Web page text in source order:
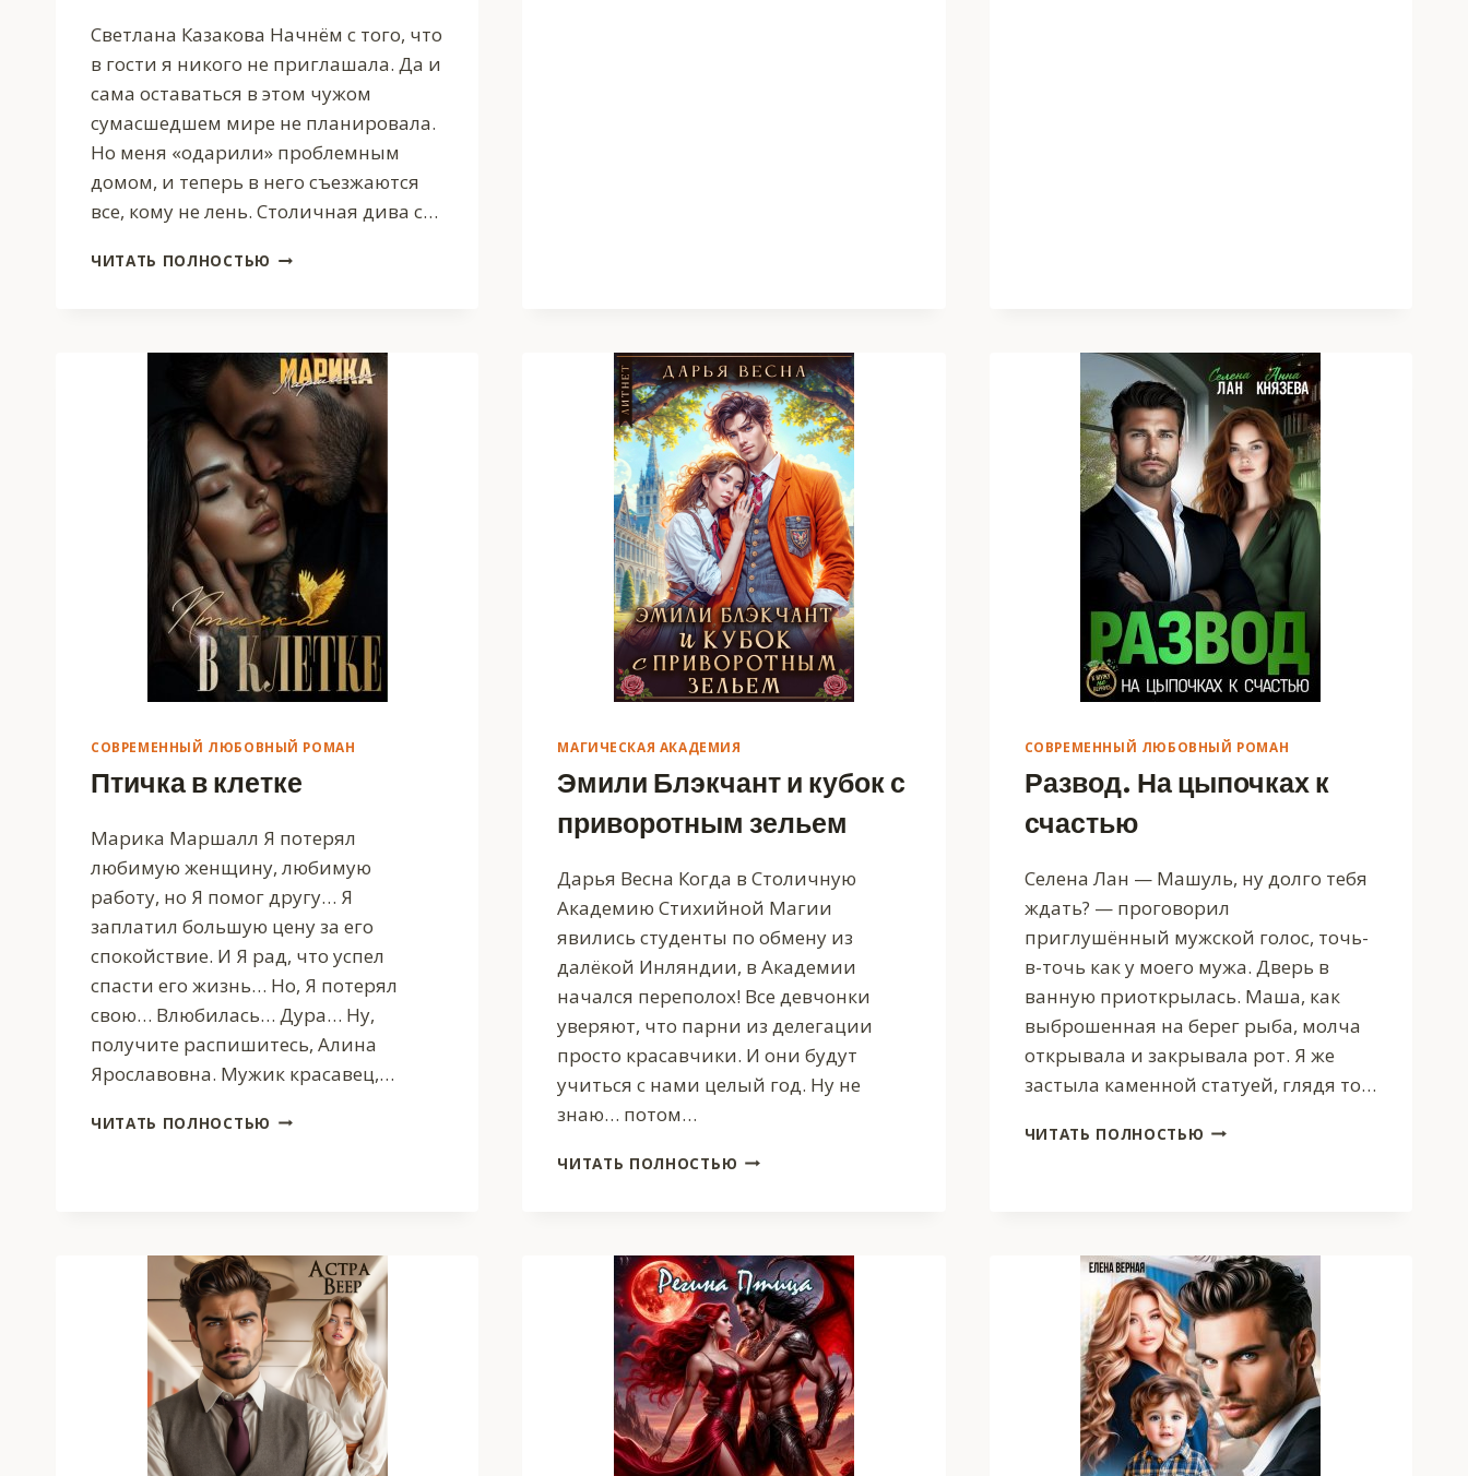
Светлана Казакова Начнём с того, что
в гости я никого не приглашала. Да и
сама оставаться в этом чужом
сумасшедшем мире не планировала.
Но меня «одарили» проблемным
домом, и теперь в него съезжаются
все, кому не лень. Столичная дива с…
ЧИТАТЬ ПОЛНОСТЬЮ ГОСТИНИЦА
ПРОБЛЕМ
В
ПРИДАЧУ
СОВРЕМЕННЫЙ ЛЮБОВНЫЙ РОМАН
Птичка в клетке
Марика Маршалл Я потерял
любимую женщину, любимую
работу, но Я помог другу… Я
заплатил большую цену за его
спокойствие. И Я рад, что успел
спасти его жизнь… Но, Я потерял
свою… Влюбилась… Дура… Ну,
получите распишитесь, Алина
Ярославовна. Мужик красавец,…
ЧИТАТЬ ПОЛНОСТЬЮ ПТИЧКА
МАГИЧЕСКАЯ АКАДЕМИЯ
Эмили Блэкчант и кубок с
приворотным зельем
Дарья Весна Когда в Столичную
Академию Стихийной Магии
явились студенты по обмену из
далёкой Инляндии, в Академии
начался переполох! Все девчонки
уверяют, что парни из делегации
просто красавчики. И они будут
учиться с нами целый год. Ну не
знаю… потом…
ЧИТАТЬ ПОЛНОСТЬЮ ЭМИЛИ
ПРИВОРОТНЫМ
ЗЕЛЬЕМ
СОВРЕМЕННЫЙ ЛЮБОВНЫЙ РОМАН
Развод. На цыпочках к
счастью
Селена Лан — Машуль, ну долго тебя
ждать? — проговорил
приглушённый мужской голос, точь-
в-точь как у моего мужа. Дверь в
ванную приоткрылась. Маша, как
выброшенная на берег рыба, молча
открывала и закрывала рот. Я же
застыла каменной статуей, глядя то…
ЧИТАТЬ ПОЛНОСТЬЮ РАЗВОД.